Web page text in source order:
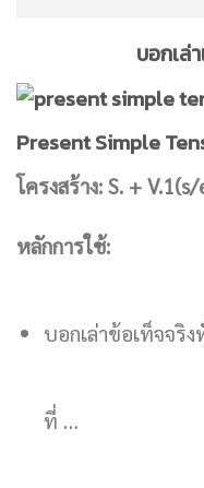
บอกเล่
Present Simple
โครงสร้าง: S. + V.1(s/
หลักการใช้:
บอกเล่าข้อเท็จจริ
ที่ …